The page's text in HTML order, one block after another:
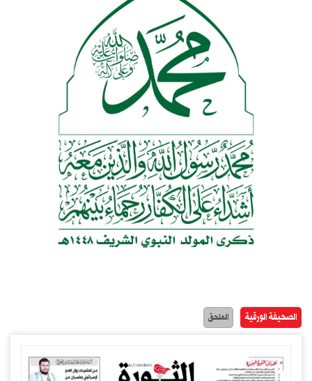
الصحيفة الورقية الملحق